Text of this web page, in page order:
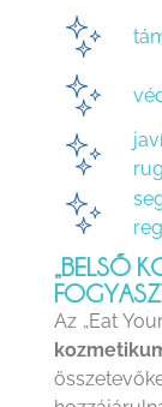
„BELSŐ
Az „Eat